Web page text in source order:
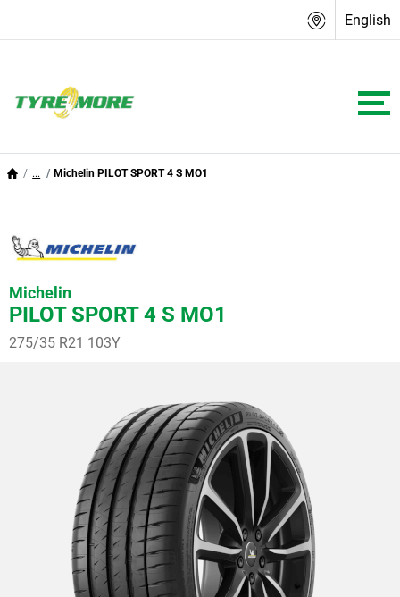
English
... Michelin PILOT SPORT 4 S MO1
Michelin
PILOT SPORT 4 S MO1
275/35 R21 103Y